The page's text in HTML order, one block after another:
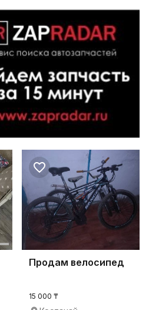
Продам велосипед
15 000 ₸